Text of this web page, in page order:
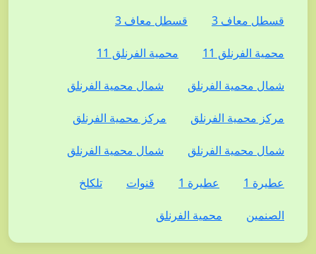
قسطل معاف 3 قسطل معاف 3
محمية الفرنلق 11 محمية الفرنلق 11
شمال محمية الفرنلق شمال محمية الفرنلق
مركز محمية الفرنلق مركز محمية الفرنلق
شمال محمية الفرنلق شمال محمية الفرنلق
عطيرة 1 عطيرة 1 قنوات تلكلخ
الصنمين محمية الفرنلق